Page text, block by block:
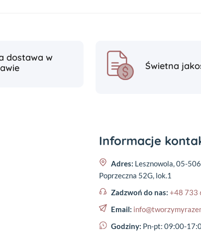
dostawa w
Świetna
Informacje
Adres: Lesznowola, 05-
Poprzeczna 52G, lok.1
Zadzwoń do nas: +48 733
Email:
Godziny: Pn-pt: 09:00-